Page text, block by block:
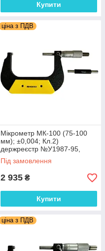
Купити
ціна з ПДВ
Мікрометр МК-100 (75-100
мм); ±0,004; Кл.2)
держреєстр №У1987-95,
Україна МІКРОТЕХ (Україна)
Під замовлення
2 935 ₴
Купити
ціна з ПДВ